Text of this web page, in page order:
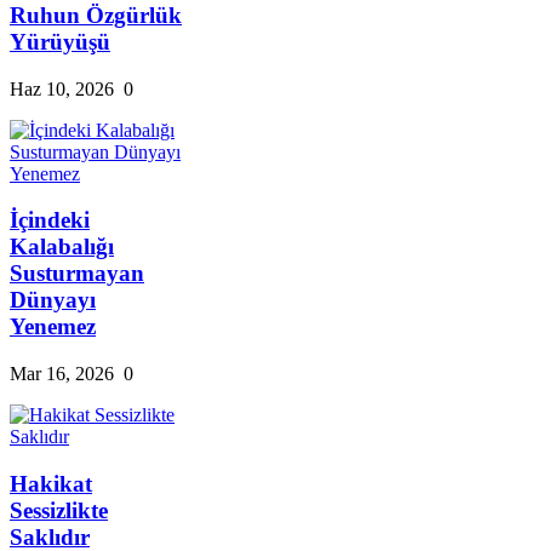
Ruhun Özgürlük
Yürüyüşü
Haz 10, 2026 0
İçindeki
Kalabalığı
Susturmayan
Dünyayı
Yenemez
Mar 16, 2026 0
Hakikat
Sessizlikte
Saklıdır